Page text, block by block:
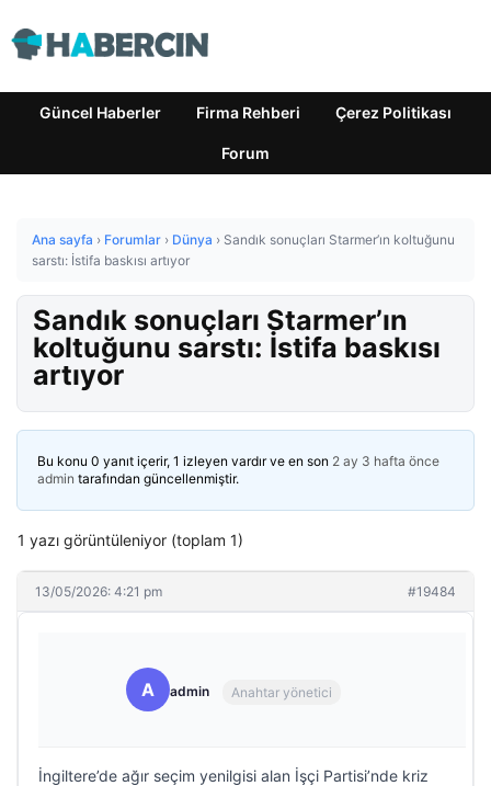
Güncel Haberler Firma Rehberi Çerez Politikası
Forum
Ana sayfa › Forumlar › Dünya › Sandık sonuçları Starmer’ın koltuğunu
sarstı: İstifa baskısı artıyor
Sandık sonuçları Starmer’ın
koltuğunu sarstı: İstifa baskısı
artıyor
Bu konu 0 yanıt içerir, 1 izleyen vardır ve en son 2 ay 3 hafta önce
admin tarafından güncellenmiştir.
1 yazı görüntüleniyor (toplam 1)
13/05/2026: 4:21 pm #19484
A admin Anahtar yönetici
İngiltere’de ağır seçim yenilgisi alan İşçi Partisi’nde kriz